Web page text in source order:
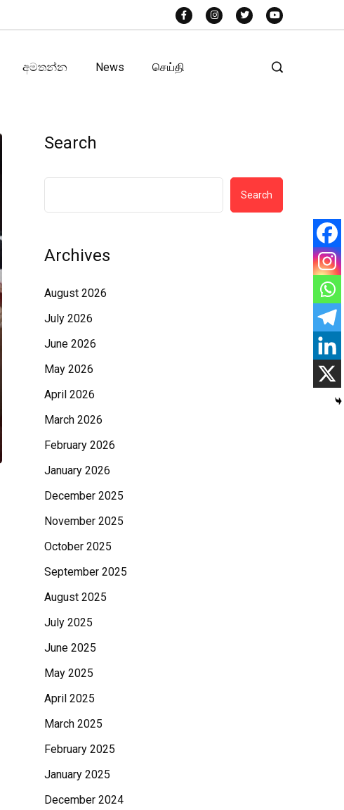
අමතන්න News செய்தி
Search
Search
Archives
August 2026
July 2026
June 2026
May 2026
April 2026
March 2026
February 2026
January 2026
December 2025
November 2025
October 2025
September 2025
August 2025
July 2025
June 2025
May 2025
April 2025
March 2025
February 2025
January 2025
December 2024